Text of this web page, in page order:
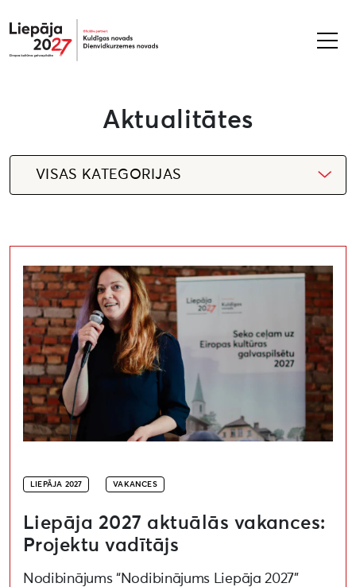
Liepāja2027
Aktualitātes
VISAS KATEGORIJAS
LIEPĀJA 2027 VAKANCES
Liepāja 2027 aktuālās vakances:
Projektu vadītājs
Nodibinājums “Nodibinājums Liepāja 2027”